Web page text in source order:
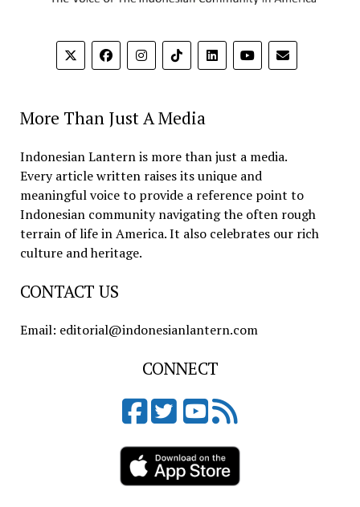
More Than Just A Media
Indonesian Lantern is more than just a media.
Every article written raises its unique and
meaningful voice to provide a reference point to
Indonesian community navigating the often rough
terrain of life in America. It also celebrates our rich
culture and heritage.
CONTACT US
Email: editorial@indonesianlantern.com
CONNECT